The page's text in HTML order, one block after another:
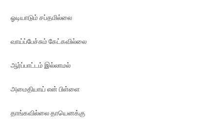
ஓடியாடும் சப்தமில்லை
வாய்ப்பேச்சும் கேட்கவில்லை
ஆர்ப்பாட்டம் இல்லாமல்
அமைதியாய் என் பிள்ளை
தாங்கவில்லை தாயெனக்கு